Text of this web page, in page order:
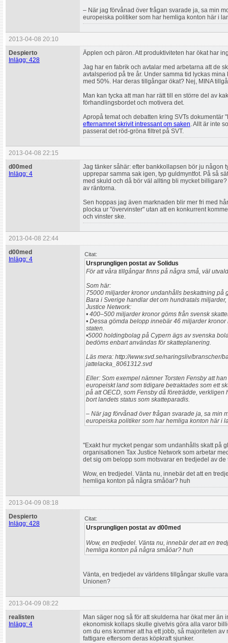
– När jag förvånad över frågan svarade ja, sa min
europeiska politiker som har hemliga konton här i
2013-04-08 20:10
Despierto
Inlägg: 428
Äpplen och päron. Att produktiviteten har ökat har
Jag har en fabrik och avtalar med arbetarna att de
avtalsperiod på tre år. Under samma tid lyckas
med 50%. Har deras tillgångar ökat? Nej, MINA
Man kan tycka att man har rätt till en större del av
förhandlingsbordet och motivera det.
Apropå temat och debatten kring SVTs dokumentär
efternamnet skrivit intressant om saken. Allt är inte
passerat det röd-gröna filtret på SVT.
2013-04-08 22:15
d00med
Inlägg: 4
Jag tänker såhär: efter bankkollapsen bör ju någon
upprepar samma sak igen, typ guldmyntfot. På så
med skuld och då bör väl allting bli mycket
av räntorna.
Sen hoppas jag även marknaden blir mer fri med
plocka ur "övervinster" utan att en konkurrent
och vinster ske.
2013-04-08 22:44
d00med
Inlägg: 4
Citat:
Ursprungligen postat av Solidus
För att våra tillgångar finns på några små, väl
Som här:
75000 miljarder kronor undanhålls beskattning på
Bara i Sverige handlar det om hundratals
Justice Network:
• 400–500 miljarder kronor göms från svensk
• Dessa gömda belopp innebär 46 miljarder
staten.
•5000 holdingbolag på Cypern ägs av svenska
bedöms enbart användas för skatteplanering.
Läs mera: http://www.svd.se/naringsliv/branscher/
jattelacka_8061312.svd
Eller: Som exempel nämner Torsten Fensby att
europeiskt land som tidigare betraktades som ett
på att OECD, som Fensby då företrädde,
bort landets status som skatteparadis.
– När jag förvånad över frågan svarade ja, sa min
europeiska politiker som har hemliga konton här i
"Exakt hur mycket pengar som undanhålls skatt på
organisationen Tax Justice Network som arbetar
det sig om belopp som motsvarar en tredjedel av
Wow, en tredjedel. Vänta nu, innebär det att en
hemliga konton på några småöar? huh
2013-04-09 08:18
Despierto
Inlägg: 428
Citat:
Ursprungligen postat av d00med
Wow, en tredjedel. Vänta nu, innebär det att en
hemliga konton på några småöar? huh
Vänta, en tredjedel av världens tillgångar skulle
Unionen?
2013-04-09 08:22
realisten
Inlägg: 4
Man säger nog så för att skulderna har ökat mer än
ekonomisk kollaps skulle givetvis göra alla varor
om du ens kommer att ha ett jobb, så majoriteten
fattigare eftersom deras köpkraft sjunker.